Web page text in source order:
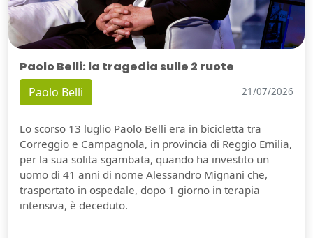
Paolo Belli: la tragedia sulle 2 ruote
Paolo Belli 21/07/2026
Lo scorso 13 luglio Paolo Belli era in bicicletta tra
Correggio e Campagnola, in provincia di Reggio Emilia,
per la sua solita sgambata, quando ha investito un
uomo di 41 anni di nome Alessandro Mignani che,
trasportato in ospedale, dopo 1 giorno in terapia
intensiva, è deceduto.